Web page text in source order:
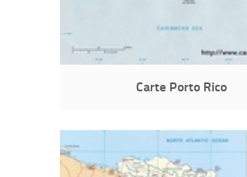
Carte Porto Rico